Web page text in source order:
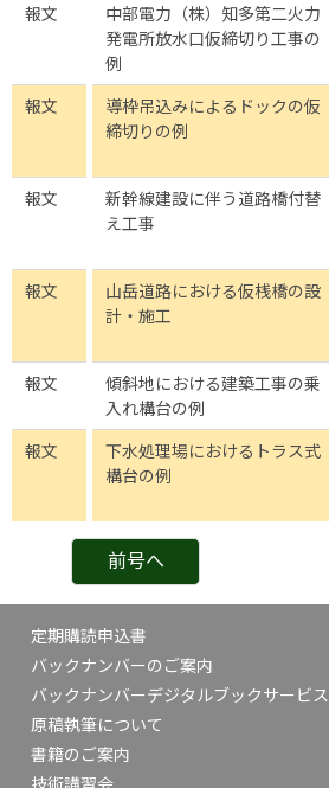
報文
中部電力（株）知多第二火力
発電所放水口仮締切り工事の
例
報文
導枠吊込みによるドックの仮
締切りの例
報文
新幹線建設に伴う道路橋付替
え工事
報文
山岳道路における仮桟橋の設
計・施工
報文
傾斜地における建築工事の乗
入れ構台の例
報文
下水処理場におけるトラス式
構台の例
前号へ
定期購読申込書
バックナンバーのご案内
バックナンバーデジタルブックサービス
原稿執筆について
書籍のご案内
技術講習会